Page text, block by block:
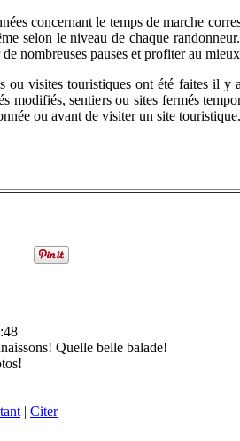
concernant le temps de marche
selon le niveau de chaque
nombreuses pauses et profiter au
ou visites touristiques ont été faites il y
modifiés, sentiers ou sites fermés
ou avant de visiter un site
Quelle belle balade!
| Citer